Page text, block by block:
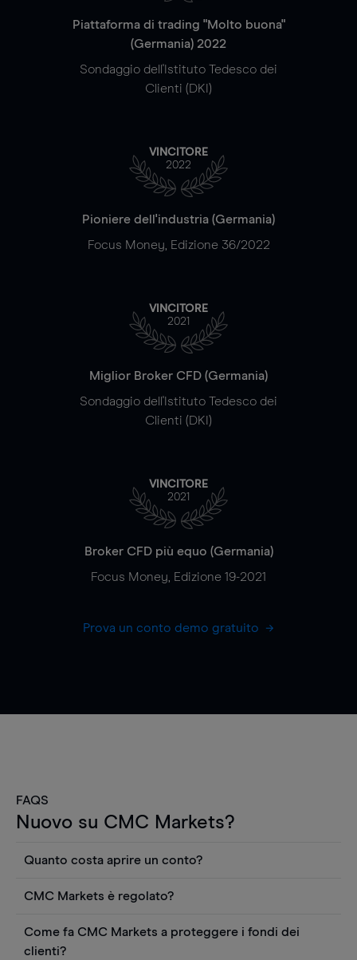
Piattaforma di trading "Molto buona"
(Germania) 2022
Sondaggio dell'Istituto Tedesco dei
Clienti (DKI)
VINCITORE
2022
Pioniere dell'industria (Germania)
Focus Money, Edizione 36/2022
VINCITORE
2021
Miglior Broker CFD (Germania)
Sondaggio dell'Istituto Tedesco dei
Clienti (DKI)
VINCITORE
2021
Broker CFD più equo (Germania)
Focus Money, Edizione 19-2021
Prova un conto demo gratuito
FAQS
Nuovo su CMC Markets?
Quanto costa aprire un conto?
Puoi anche visualizzare gratuitamente i prezzi e
utilizzare strumenti come grafici, notizie Reuters
o rapporti quantitativi sui titoli azionari di
CMC Markets è regolato?
regolamentato dall'Autorità federale tedesca di
Come fa CMC Markets a proteggere i fondi dei
clienti?